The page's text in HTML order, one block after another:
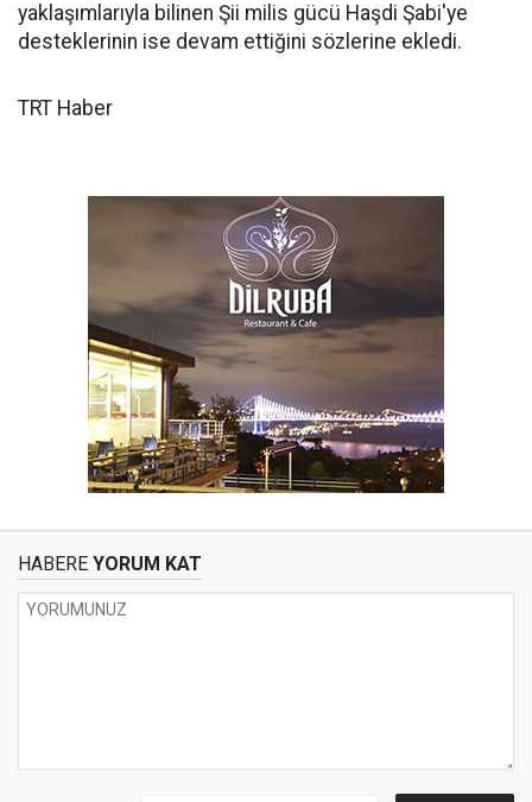
yaklaşımlarıyla bilinen Şii milis gücü Haşdi Şabi'ye
desteklerinin ise devam ettiğini sözlerine ekledi.
TRT Haber
HABERE YORUM KAT